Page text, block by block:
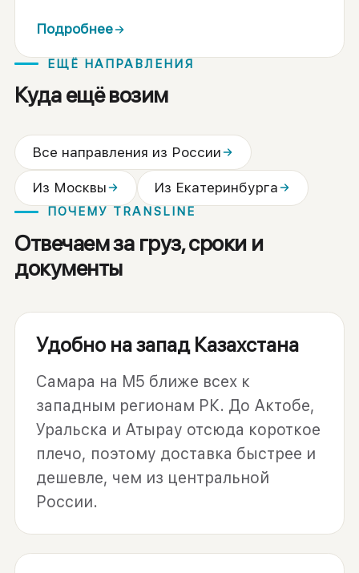
Подробнее
ЕЩЁ НАПРАВЛЕНИЯ
Куда ещё возим
Все направления из России
Из Москвы Из Екатеринбурга
ПОЧЕМУ TRANSLINE
Отвечаем за груз, сроки и
документы
Удобно на запад Казахстана
Самара на М5 ближе всех к
западным регионам РК. До Актобе,
Уральска и Атырау отсюда короткое
плечо, поэтому доставка быстрее и
дешевле, чем из центральной
России.